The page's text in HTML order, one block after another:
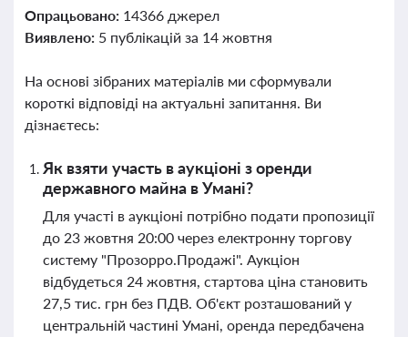
Опрацьовано: 14366 джерел
Виявлено: 5 публікацій за 14 жовтня
На основі зібраних матеріалів ми сформували
короткі відповіді на актуальні запитання. Ви
дізнаєтесь:
Як взяти участь в аукціоні з оренди
державного майна в Умані?
Для участі в аукціоні потрібно подати пропозиції
до 23 жовтня 20:00 через електронну торгову
систему "Прозорро.Продажі". Аукціон
відбудеться 24 жовтня, стартова ціна становить
27,5 тис. грн без ПДВ. Об'єкт розташований у
центральній частині Умані, оренда передбачена